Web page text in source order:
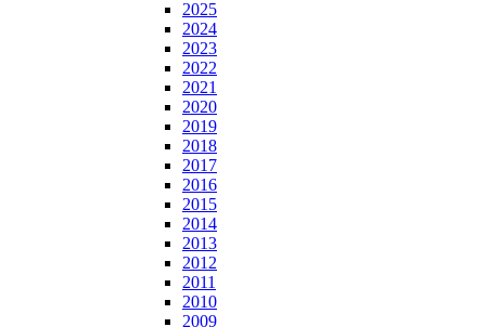
2025
2024
2023
2022
2021
2020
2019
2018
2017
2016
2015
2014
2013
2012
2011
2010
2009